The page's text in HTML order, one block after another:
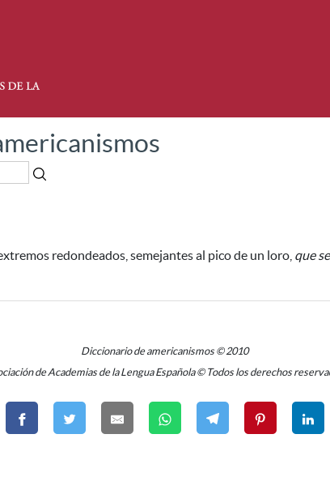
redondeados, semejantes al pico de un loro que
Diccionario de americanismos © 2010
de Academias de la Lengua Española © Todos los derechos